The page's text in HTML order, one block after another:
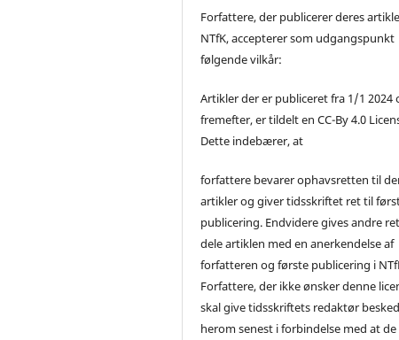
Forfattere, der publicerer deres
NTfK, accepterer som udgangspunkt
følgende vilkår:
Artikler der er publiceret fra 1/1 2024
fremefter, er tildelt en CC-By 4.0
Dette indebærer, at
forfattere bevarer ophavsretten til
artikler og giver tidsskriftet ret til
publicering. Endvidere gives andre
dele artiklen med en anerkendelse af
forfatteren og første publicering i
Forfattere, der ikke ønsker denne
skal give tidsskriftets redaktør besked
herom senest i forbindelse med at